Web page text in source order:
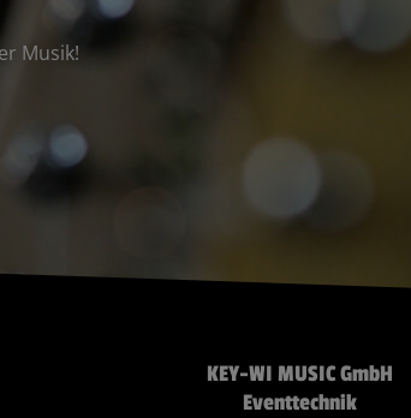
Musik!
KEY-WI MUSIC GmbH
Eventtechnik